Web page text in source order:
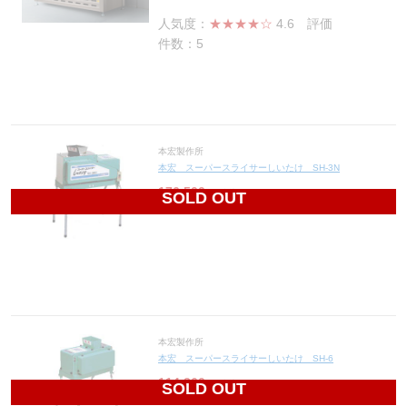
人気度： ★★★★☆ 4.6 評価
件数：5
SOLD OUT
本宏製作所
本宏 スーパースライサーしいたけ SH-3N
176,500円(税込194,150円)
SOLD OUT
本宏製作所
本宏 スーパースライサーしいたけ SH-6
114,360円(税込125,796円)